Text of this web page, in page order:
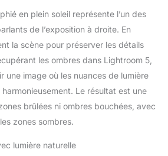
en plein soleil représente l’un des
de l’exposition à droite. En
la scène pour préserver les détails
les ombres dans Lightroom 5,
une image où les nuances de lumière
Le résultat est une
brûlées ni ombres bouchées, avec
zones sombres.
lumière naturelle